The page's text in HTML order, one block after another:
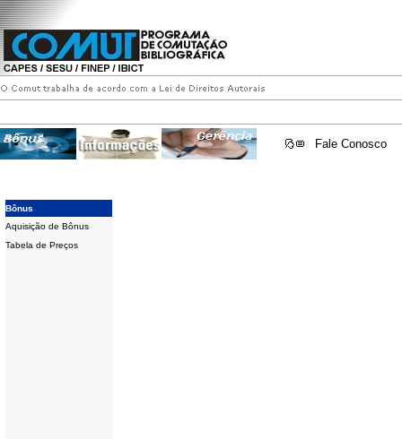
Fale Conosco
Bônus
Aquisição de Bônus
Tabela de Preços